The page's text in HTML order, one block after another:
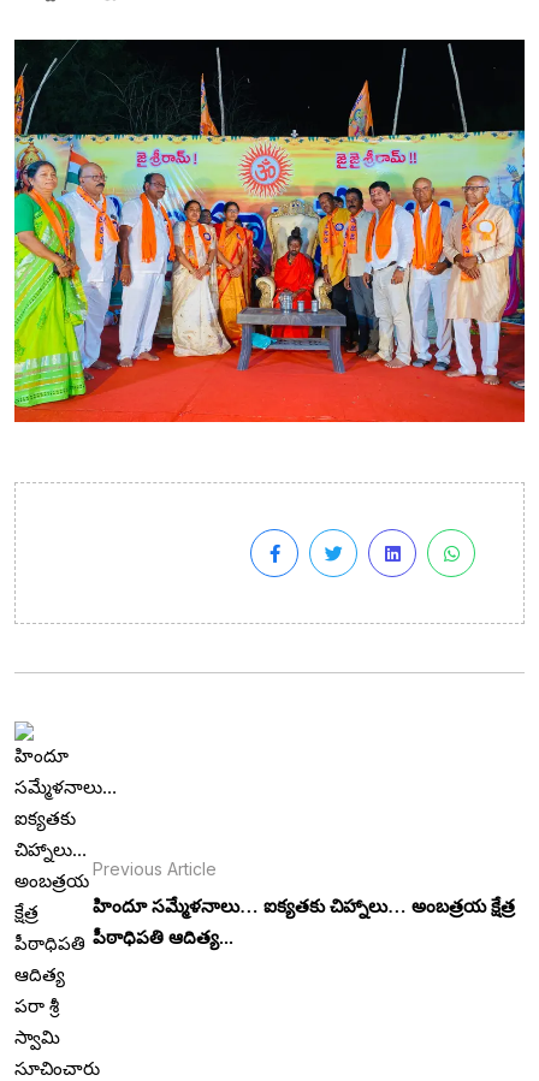
Previous Article
హిందూ సమ్మేళనాలు… ఐక్యతకు చిహ్నాలు… అంబత్రయ క్షేత్ర
పీఠాధిపతి ఆదిత్య...